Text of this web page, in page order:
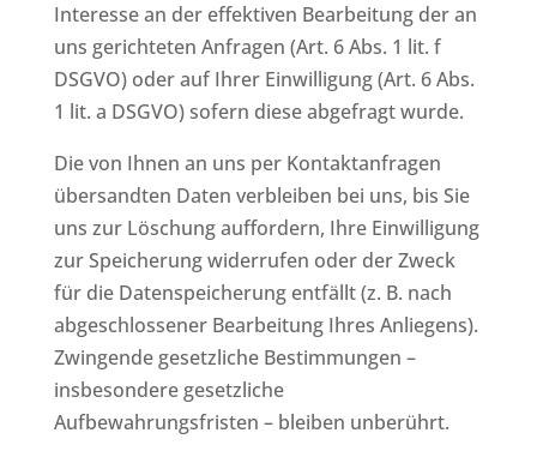
Interesse an der effektiven Bearbeitung der an
uns gerichteten Anfragen (Art. 6 Abs. 1 lit. f
DSGVO) oder auf Ihrer Einwilligung (Art. 6 Abs.
1 lit. a DSGVO) sofern diese abgefragt wurde.
Die von Ihnen an uns per Kontaktanfragen
übersandten Daten verbleiben bei uns, bis Sie
uns zur Löschung auffordern, Ihre Einwilligung
zur Speicherung widerrufen oder der Zweck
für die Datenspeicherung entfällt (z. B. nach
abgeschlossener Bearbeitung Ihres Anliegens).
Zwingende gesetzliche Bestimmungen –
insbesondere gesetzliche
Aufbewahrungsfristen – bleiben unberührt.